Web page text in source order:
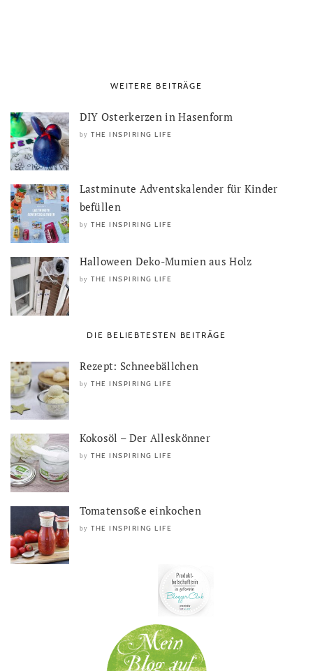
WEITERE BEITRÄGE
DIY Osterkerzen in Hasenform
by THE INSPIRING LIFE
Lastminute Adventskalender für Kinder
befüllen
by THE INSPIRING LIFE
Halloween Deko-Mumien aus Holz
by THE INSPIRING LIFE
DIE BELIEBTESTEN BEITRÄGE
Rezept: Schneebällchen
by THE INSPIRING LIFE
Kokosöl – Der Alleskönner
by THE INSPIRING LIFE
Tomatensoße einkochen
by THE INSPIRING LIFE